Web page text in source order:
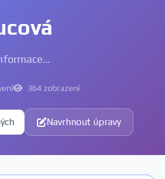
364 zobrazení
Navrhnout úpravy